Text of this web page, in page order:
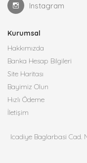
Instagram
Kurumsal
Hakkımızda
Banka Hesap Bilgileri
Site Haritası
Bayimiz Olun
Hızlı Ödeme
İletişim
Icadiye Baglarbasi Cad.